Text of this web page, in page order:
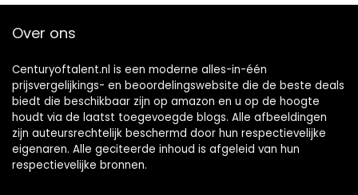
Over ons
Centuryoftalent.nl is een moderne alles-in-één
prijsvergelijkings- en beoordelingswebsite die de beste deals
biedt die beschikbaar zijn op amazon en u op de hoogte
houdt via de laatst toegevoegde blogs. Alle afbeeldingen
zijn auteursrechtelijk beschermd door hun respectievelijke
eigenaren. Alle geciteerde inhoud is afgeleid van hun
respectievelijke bronnen.